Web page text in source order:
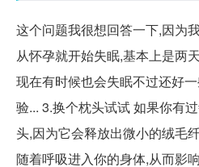
这个问题我很想回答一下,因为
从怀孕就开始失眠,基本上是两
现在有时候也会失眠不过还好
验... 3.换个枕头试试 如果你有
头,因为它会释放出微小的绒毛
随着呼吸进入你的身体,从而影